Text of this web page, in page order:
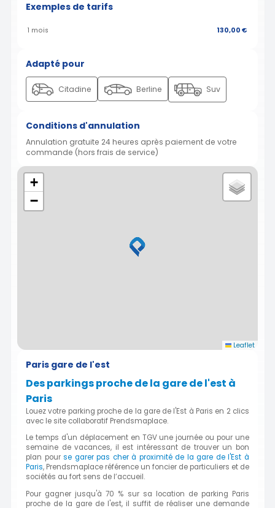
Exemples de tarifs
1 mois 130,00 €
Adapté pour
Citadine Berline Suv
Conditions d'annulation
Annulation gratuite 24 heures après paiement de votre
commande (hors frais de service)
+
−
Leaflet
Paris gare de l'est
Des parkings proche de la gare de l'est à
Paris
Louez votre parking proche de la gare de l'Est à Paris en 2 clics
avec le site collaboratif Prendsmaplace.
Le temps d'un déplacement en TGV une journée ou pour une
semaine de vacances, il est intéressant de trouver un bon
plan pourse garer pas cher à proximité de la gare de l'Est à
Paris, Prendsmaplace référence un foncier de particuliers et de
sociétés au fort sens de l’accueil.
Pour gagner jusqu'à 70 % sur sa location de parking Paris
proche de la gare de l'est, il suffit de réaliser une demande